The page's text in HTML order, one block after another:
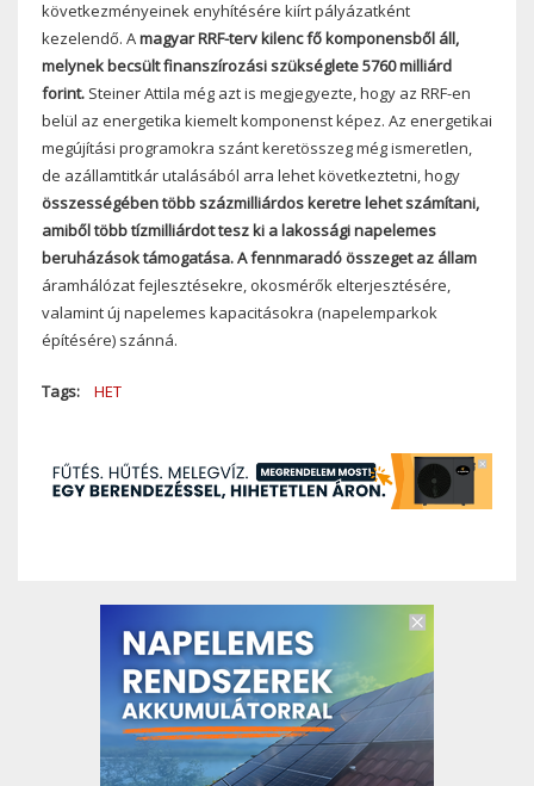
következményeinek enyhítésére kiírt pályázatként
kezelendő. Amagyar RRF-terv kilenc fő komponensből áll,
melynek becsült finanszírozási szükséglete 5760 milliárd
forint. Steiner Attila még azt is megjegyezte, hogy az RRF-en
belül az energetika kiemelt komponenst képez. Az energetikai
megújítási programokra szánt keretösszeg még ismeretlen,
de azállamtitkár utalásából arra lehet következtetni, hogy
összességében több százmilliárdos keretre lehet számítani,
amiből több tízmilliárdot tesz ki a lakossági napelemes
beruházások támogatása. A fennmaradó összeget az állam
áramhálózat fejlesztésekre, okosmérők elterjesztésére,
valamint új napelemes kapacitásokra (napelemparkok
építésére) szánná.
Tags HET